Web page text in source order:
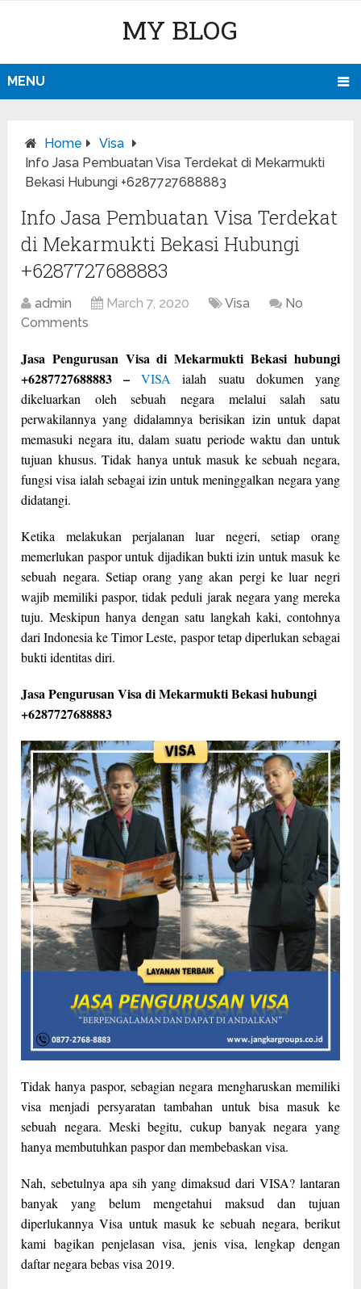
MY BLOG
MENU
Home
Visa
Info Jasa Pembuatan Visa Terdekat di Mekarmukti
Bekasi Hubungi +6287727688883
Info Jasa Pembuatan Visa Terdekat
di Mekarmukti Bekasi Hubungi
+6287727688883
admin March 7, 2020 Visa
No
Comments
Jasa Pengurusan Visa di Mekarmukti Bekasi hubungi
+6287727688883 –VISA
ialah suatu dokumen yang
dikeluarkan oleh sebuah negara melalui salah satu
perwakilannya yang didalamnya berisikan izin untuk dapat
memasuki negara itu, dalam suatu periode waktu dan untuk
tujuan khusus. Tidak hanya untuk masuk ke sebuah negara,
fungsi visa ialah sebagai izin untuk meninggalkan negara yang
didatangi.
Ketika melakukan perjalanan luar negeri, setiap orang
memerlukan paspor untuk dijadikan bukti izin untuk masuk ke
sebuah negara. Setiap orang yang akan pergi ke luar negri
wajib memiliki paspor, tidak peduli jarak negara yang mereka
tuju. Meskipun hanya dengan satu langkah kaki, contohnya
dari Indonesia ke Timor Leste, paspor tetap diperlukan sebagai
bukti identitas diri.
Jasa Pengurusan Visa di Mekarmukti Bekasi hubungi
+6287727688883
Tidak hanya paspor, sebagian negara mengharuskan memiliki
visa menjadi persyaratan tambahan untuk bisa masuk ke
sebuah negara. Meski begitu, cukup banyak negara yang
hanya membutuhkan paspor dan membebaskan visa.
Nah, sebetulnya apa sih yang dimaksud dari VISA? lantaran
banyak yang belum mengetahui maksud dan tujuan
diperlukannya Visa untuk masuk ke sebuah negara, berikut
kami bagikan penjelasan visa, jenis visa, lengkap dengan
daftar negara bebas visa 2019.